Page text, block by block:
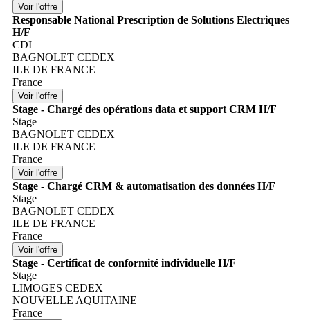
Responsable National Prescription de Solutions Electriques
H/F
CDI
BAGNOLET CEDEX
ILE DE FRANCE
France
Stage - Chargé des opérations data et support CRM H/F
Stage
BAGNOLET CEDEX
ILE DE FRANCE
France
Stage - Chargé CRM & automatisation des données H/F
Stage
BAGNOLET CEDEX
ILE DE FRANCE
France
Stage - Certificat de conformité individuelle H/F
Stage
LIMOGES CEDEX
NOUVELLE AQUITAINE
France